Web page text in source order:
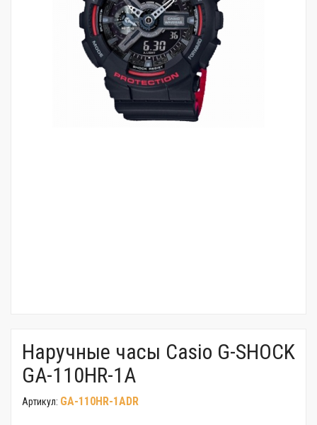
Наручные часы Casio G-SHOCK
GA-110HR-1A
Артикул: GA-110HR-1ADR